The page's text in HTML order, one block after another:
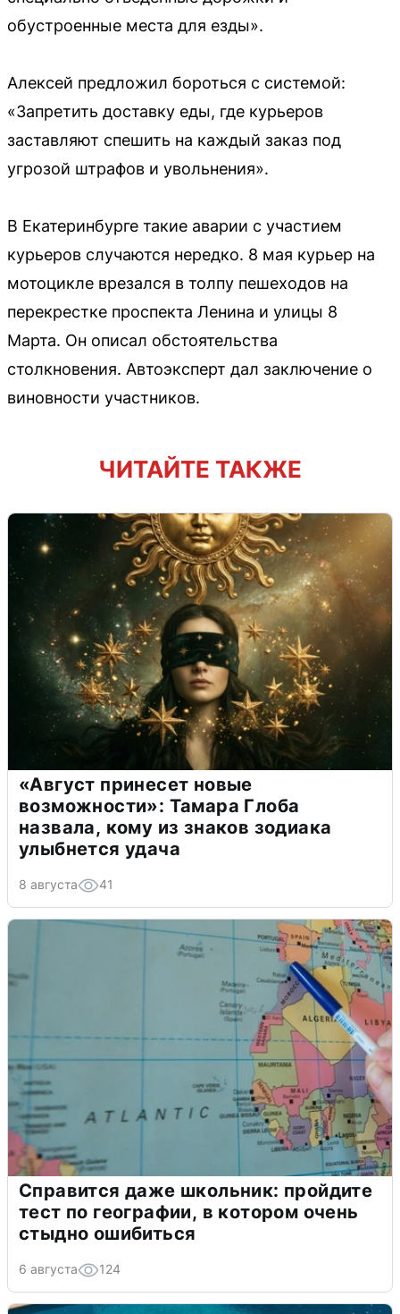
обустроенные места для езды».
Алексей предложил бороться с системой:
«Запретить доставку еды, где курьеров
заставляют спешить на каждый заказ под
угрозой штрафов и увольнения».
В Екатеринбурге такие аварии с участием
курьеров случаются нередко. 8 мая курьер на
мотоцикле врезался в толпу пешеходов на
перекрестке проспекта Ленина и улицы 8
Марта. Он описал обстоятельства
столкновения. Автоэксперт дал заключение о
виновности участников.
ЧИТАЙТЕ ТАКЖЕ
«Август принесет новые
возможности»: Тамара Глоба
назвала, кому из знаков зодиака
улыбнется удача
8 августа 41
Справится даже школьник: пройдите
тест по географии, в котором очень
стыдно ошибиться
6 августа 124